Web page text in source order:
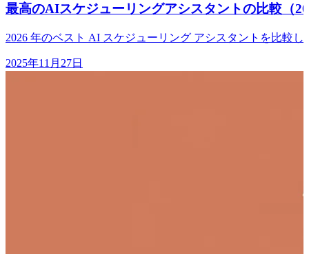
最高のAIスケジューリングアシスタントの比較（
2026 年のベスト AI スケジューリング アシスタントを比較
2025年11月27日